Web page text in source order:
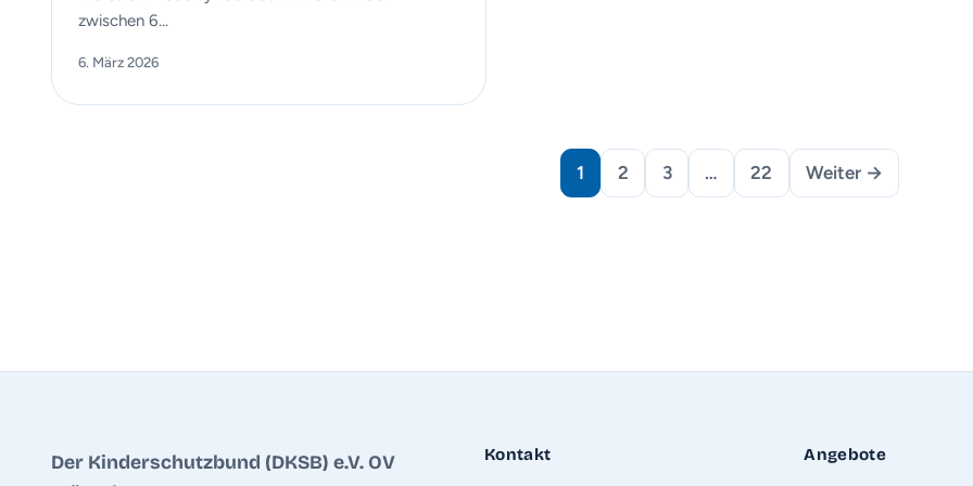
zwischen 6…
6. März 2026
1 2 3 … 22 Weiter →
Der Kinderschutzbund (DKSB) e.V. OV
Kontakt Angebote